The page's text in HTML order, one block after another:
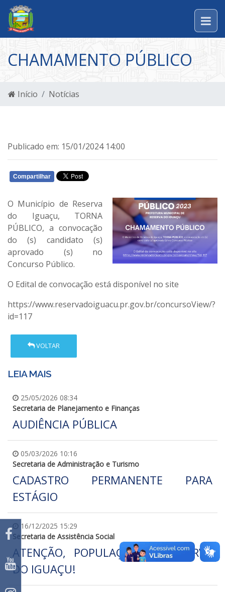
CHAMAMENTO PÚBLICO
Início Notícias
Publicado em: 15/01/2024 14:00
Compartilhar
O Município de Reserva
do Iguaçu, TORNA
PÚBLICO, a convocação
do (s) candidato (s)
aprovado (s) no
Concurso Público.
O Edital de convocação está disponível no site
https://www.reservadoiguacu.pr.gov.br/concursoView/?
id=117
VOLTAR
LEIA MAIS
25/05/2026 08:34
Secretaria de Planejamento e Finanças
AUDIÊNCIA PÚBLICA
05/03/2026 10:16
Secretaria de Administração e Turismo
CADASTRO PERMANENTE PARA
ESTÁGIO
16/12/2025 15:29
Secretaria de Assistência Social
ATENÇÃO, POPULAÇÃO DE RESERVA
DO IGUAÇU!